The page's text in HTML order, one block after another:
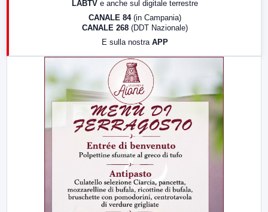
LABTV e anche sul digitale terrestre
CANALE 84 (in Campania)
CANALE 268 (DDT Nazionale)
E sulla nostra APP